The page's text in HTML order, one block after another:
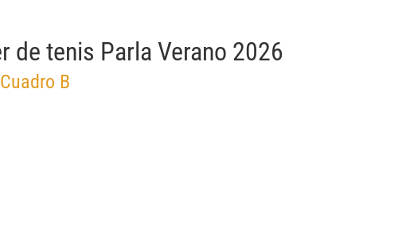
de tenis Parla Verano 2026
B